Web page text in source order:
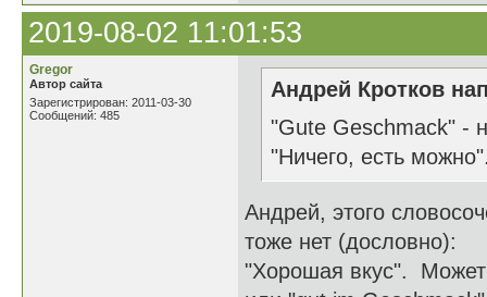
2019-08-02 11:01:53
Gregor
Автор сайта
Зарегистрирован: 2011-03-30
Сообщений: 485
Андрей Кротков
"Gute Geschmack" -
"Ничего, есть
Андрей, этого
тоже нет (дословно):
"Хорошая вкус".